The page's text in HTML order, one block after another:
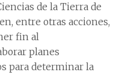
de la Tierra de
entre otras acciones,
fin al
planes
para determinar la